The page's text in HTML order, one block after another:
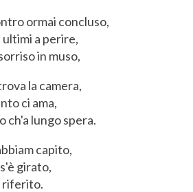
ormai concluso,
ultimi a perire,
in muso,
la camera,
ci ama,
ch'a lungo spera.
capito,
girato,
riferito.